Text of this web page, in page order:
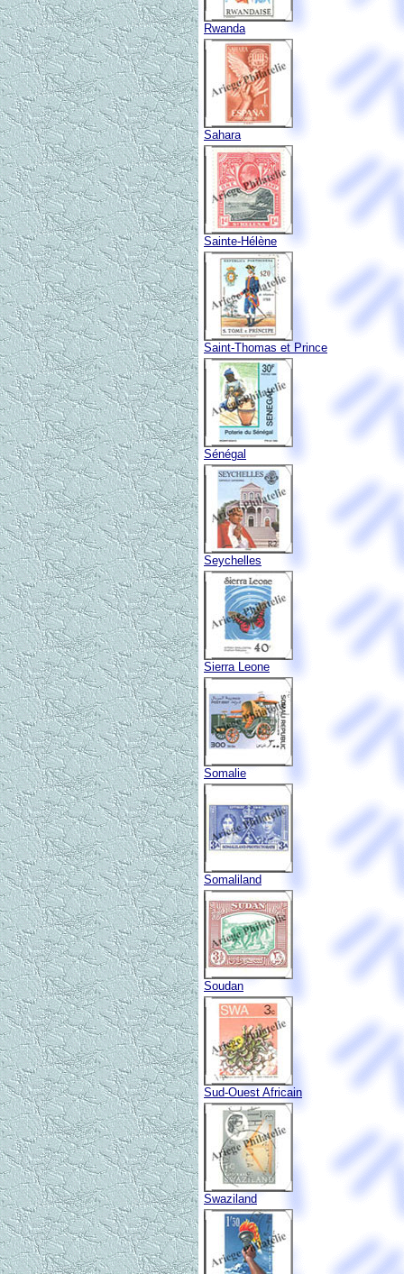
Rwanda
Sahara
Sainte-Hélène
Saint-Thomas et Prince
Sénégal
Seychelles
Sierra Leone
Somalie
Somaliland
Soudan
Sud-Ouest Africain
Swaziland